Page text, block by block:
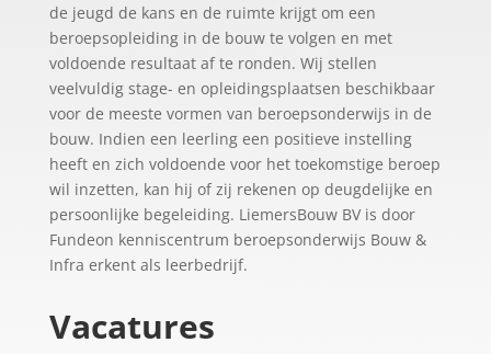
de jeugd de kans en de ruimte krijgt om een
beroepsopleiding in de bouw te volgen en met
voldoende resultaat af te ronden. Wij stellen
veelvuldig stage- en opleidingsplaatsen beschikbaar
voor de meeste vormen van beroepsonderwijs in de
bouw. Indien een leerling een positieve instelling
heeft en zich voldoende voor het toekomstige beroep
wil inzetten, kan hij of zij rekenen op deugdelijke en
persoonlijke begeleiding. LiemersBouw BV is door
Fundeon kenniscentrum beroepsonderwijs Bouw &
Infra erkent als leerbedrijf.
Vacatures